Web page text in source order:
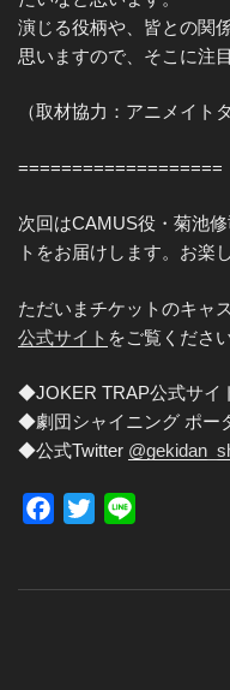
演じる役柄や、皆との関
思いますので、そこに注
（取材協力：アニメイト
===================
次回はCAMUS役・菊池
トをお届けします。お楽
ただいまチケットのキャ
公式サイト をご覧ください
◆JOKER TRAP公式サ
◆劇団シャイニング ポー
◆公式Twitter